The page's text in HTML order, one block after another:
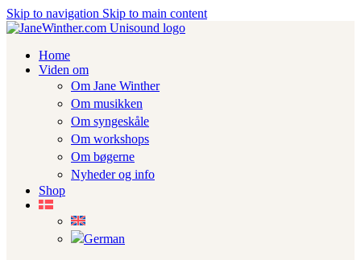
Skip to navigation Skip to main content
Home
Viden om
Om Jane Winther
Om musikken
Om syngeskåle
Om workshops
Om bøgerne
Nyheder og info
Shop